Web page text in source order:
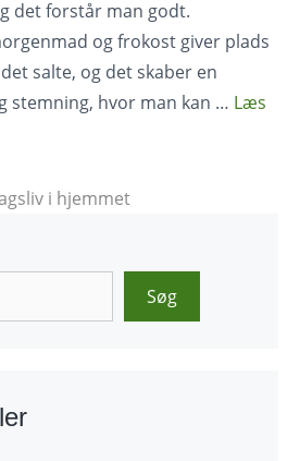
det forstår man godt.
og frokost giver plads
salte, og det skaber en
stemning, hvor man kan … Læs
i hjemmet
Søg